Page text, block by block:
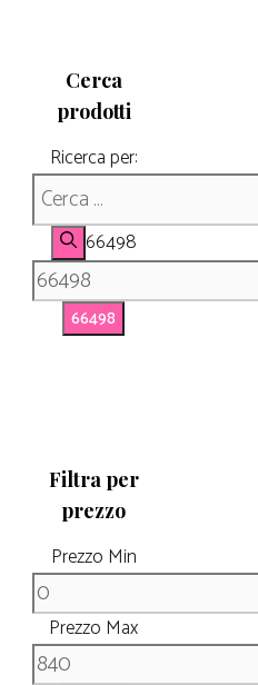
Cerca
prodotti
Ricerca per:
66498
Filtra per
prezzo
Prezzo Min
Prezzo Max